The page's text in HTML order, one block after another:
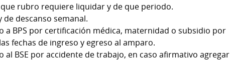
rubro requiere liquidar y de que periodo.
descanso semanal.
BPS por certificación médica, maternidad o subsidio por
fechas de ingreso y egreso al amparo.
BSE por accidente de trabajo, en caso afirmativo agregar